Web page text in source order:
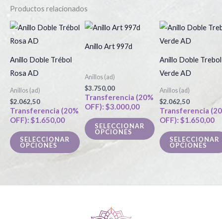
Productos relacionados
Anillo Doble Trébol
Rosa AD
Anillos (ad)
$2.062,50
Transferencia (20%
OFF): $1.650,00
SELECCIONAR
OPCIONES
Este
variantes.
Las
opciones
pueden
elegir
página
producto
Anillo Art 997d
Anillos (ad)
$3.750,00
Transferencia (20%
OFF): $3.000,00
SELECCIONAR
OPCIONES
Este
producto
Las
opciones
se
pueden
elegir
página
Anillo Doble Trebol
Verde AD
Anillos (ad)
$2.062,50
Transferencia
OFF): $1.650,00
SELECCIONAR
OPCIONES